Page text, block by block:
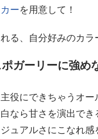
ーを用意して！
る、自分好みのカ
ガーリーに強め
役にできちゃうオ
なら甘さを演出で
ュアルさにこなれ感